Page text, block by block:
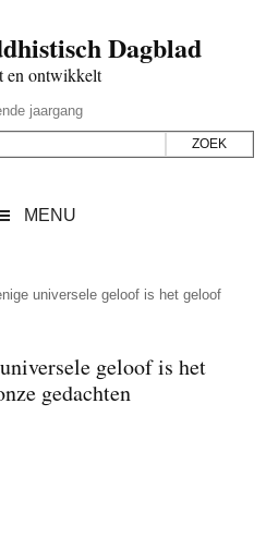
Dagblad
en ontwikkelt
jaargang
MENU
universele geloof is het geloof
geloof is het
gedachten